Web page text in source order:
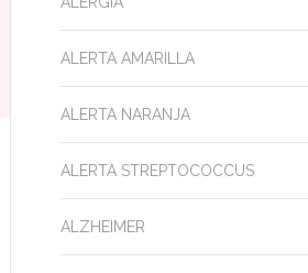
ALERTA AMARILLA
ALERTA NARANJA
ALERTA STREPTOCOCCUS
ALZHEIMER